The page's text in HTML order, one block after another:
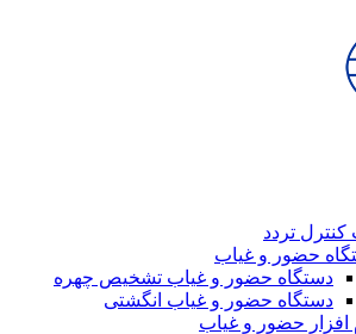
تردد
حضور و غیاب
دستگاه حضور و غیاب تشخیص چهره
دستگاه حضور و غیاب انگشتی
افزار حضور و غیاب